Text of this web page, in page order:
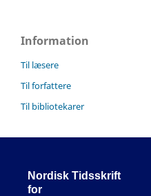
Information
Til læsere
Til forfattere
Til bibliotekarer
Nordisk Tidsskrift
for